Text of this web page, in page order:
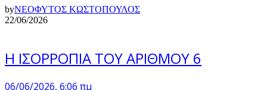
byΝΕΟΦΥΤΟΣ ΚΩΣΤΟΠΟΥΛΟΣ
22/06/2026
Η ΙΣΟΡΡΟΠΙΑ ΤΟΥ ΑΡΙΘΜΟΥ 6
06/06/2026, 6:06 πμ